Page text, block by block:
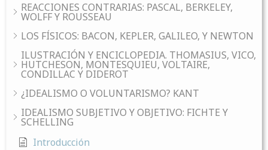
REACCIONES CONTRARIAS: PASCAL, BERKELEY,
WOLFF Y ROUSSEAU
LOS FÍSICOS: BACON, KEPLER, GALILEO, Y NEWTON
ILUSTRACIÓN Y ENCICLOPEDIA. THOMASIUS, VICO,
HUTCHESON, MONTESQUIEU, VOLTAIRE,
CONDILLAC Y DIDEROT
¿IDEALISMO O VOLUNTARISMO? KANT
IDEALISMO SUBJETIVO Y OBJETIVO: FICHTE Y
SCHELLING
Introducción